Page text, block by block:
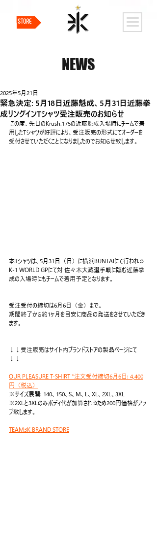
STORE
NEWS
緊急決定: 5月18日近藤魁成、5月31日近藤拳
成リングインTシャツ受注販売のお知らせ
2025年5月21日
用したTシャツが好評により、受注販売の形式にてオーダーを
受付させていただくことになりましたのでお知らせ致します。
本Tシャツは、5月31日（日）に横浜BUNTAIにて行われる
K-1 WORLD GPにて対 佐々木大蔵選手戦に臨む近藤拳
成の入場時にもチームで着用予定となります。
受注受付の締切は6月6日（金）まで。
期間終了から約1ヶ月を目安に商品の発送をさせていただき
ます。
↓↓受注販売はサイト内ブランドストアの製品ページにて
↓↓
OUR PLEASURE T-SHIRT *注文受付締切6月6日: 4,400
円（税込）
※サイズ展開: 140、150、S、M、L、XL、2XL、3XL
※2XLと3XLのみボディ代が加算されるため200円価格がアッ
プ致します。
TEAM3K BRAND STORE